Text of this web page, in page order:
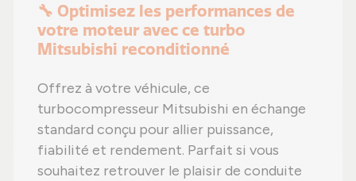
🔧 Optimisez les performances de
votre moteur avec ce turbo
Mitsubishi reconditionné
Offrez à votre véhicule, ce
turbocompresseur Mitsubishi en échange
standard conçu pour allier puissance,
fiabilité et rendement. Parfait si vous
souhaitez retrouver le plaisir de conduite